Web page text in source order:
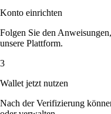
Konto einrichten
Folgen Sie den
unsere Plattform.
3
Wallet jetzt nutzen
Nach der Verifizierung